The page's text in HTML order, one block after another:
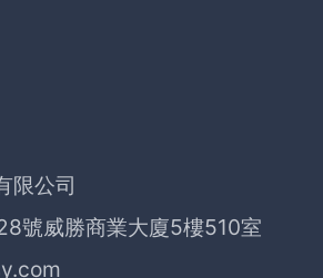
限公司
號威勝商業大廈5樓510室